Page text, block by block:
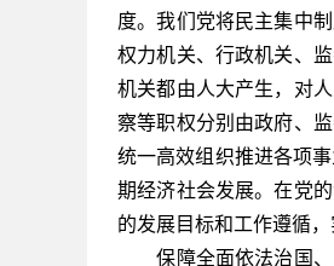
度。我们党将民主集中
权力机关、行政机关、
机关都由人大产生，对
察等职权分别由政府、
统一高效组织推进各项
期经济社会发展。在党
的发展目标和工作遵循
保障全面依法治国、